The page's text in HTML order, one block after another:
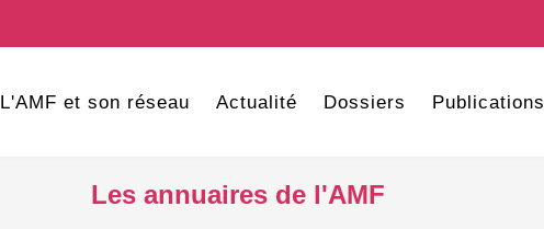
L'AMF et son réseau Actualité Dossiers Publications
Les annuaires de l'AMF